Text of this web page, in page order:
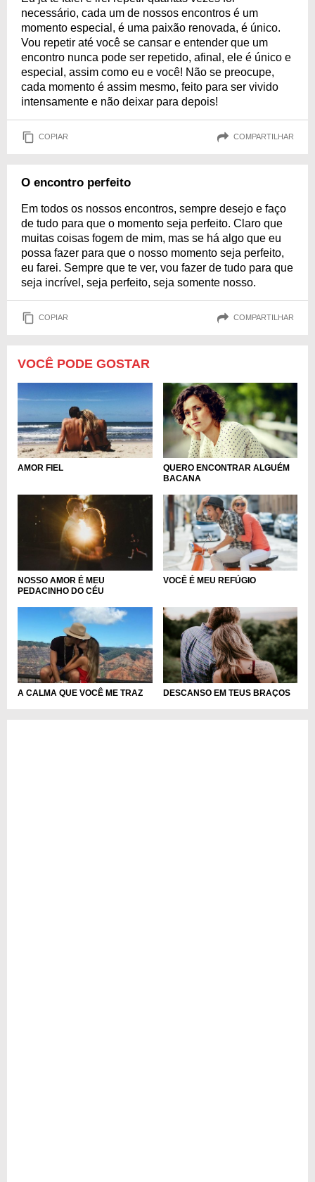
necessário, cada um de nossos encontros é um
momento especial, é uma paixão renovada, é único.
Vou repetir até você se cansar e entender que um
encontro nunca pode ser repetido, afinal, ele é único e
especial, assim como eu e você! Não se preocupe,
cada momento é assim mesmo, feito para ser vivido
intensamente e não deixar para depois!
COPIAR COMPARTILHAR
O encontro perfeito
Em todos os nossos encontros, sempre desejo e faço
de tudo para que o momento seja perfeito. Claro que
muitas coisas fogem de mim, mas se há algo que eu
possa fazer para que o nosso momento seja perfeito,
eu farei. Sempre que te ver, vou fazer de tudo para que
seja incrível, seja perfeito, seja somente nosso.
COPIAR COMPARTILHAR
VOCÊ PODE GOSTAR
AMOR FIEL
QUERO ENCONTRAR ALGUÉM
BACANA
NOSSO AMOR É MEU
PEDACINHO DO CÉU
VOCÊ É MEU REFÚGIO
A CALMA QUE VOCÊ ME TRAZ DESCANSO EM TEUS BRAÇOS